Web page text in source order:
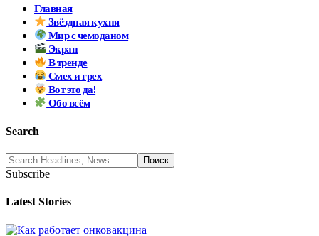
Главная
Звёздная кухня
Мир с чемоданом
Экран
В тренде
Смех и грех
Вот это да!
Обо всём
Search
Subscribe
Latest Stories